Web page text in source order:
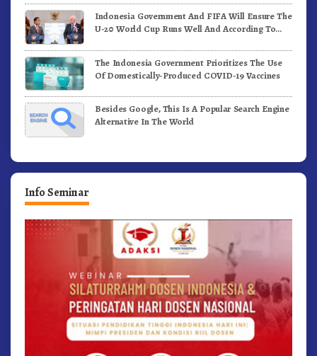
Indonesia Government And FIFA Will Ensure The
U-20 World Cup Runs Well And According To
The Indonesia Government Prioritizes The Use
Of Domestically-Produced COVID-19 Vaccines
Besides Google, This Is A Popular Search Engine
Alternative In The World
Info Seminar